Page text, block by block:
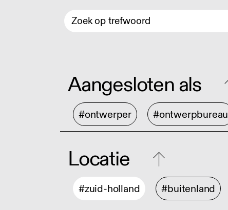
Aangesloten als
#ontwerper #ontwerpbureau
Locatie
#zuid-holland #buitenland